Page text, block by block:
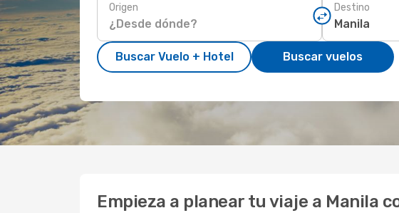
Origen Destino
Buscar Vuelo + Hotel Buscar vuelos
Empieza a planear tu viaje a Manila